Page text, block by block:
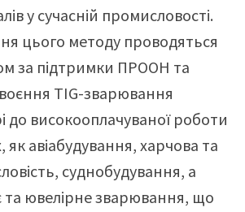
у сучасній промисловості.
цього методу проводяться
за підтримки ПРООН та
TIG-зварювання
до високооплачуваної роботи
як авіабудування, харчова та
суднобудування, а
ювелірне зварювання, що